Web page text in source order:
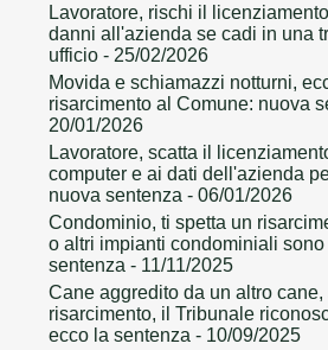
Lavoratore, rischi il
danni all'azienda se cadi in una
ufficio - 25/02/2026
Movida e schiamazzi notturni,
risarcimento al Comune: nuova
20/01/2026
Lavoratore, scatta il
computer e ai dati dell'azienda
nuova sentenza - 06/01/2026
Condominio, ti spetta un
o altri impianti condominiali
sentenza - 11/11/2025
Cane aggredito da un altro cane,
risarcimento, il Tribunale
ecco la sentenza - 10/09/2025